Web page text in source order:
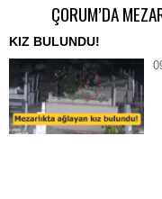
ÇORUM’DA
KIZ BULUNDU!